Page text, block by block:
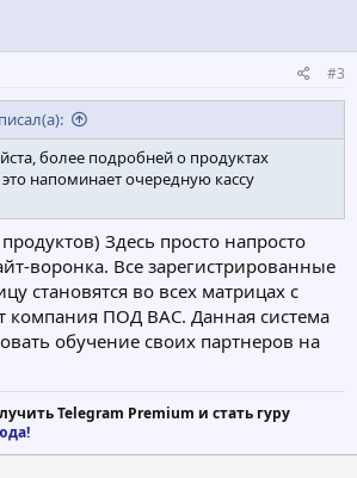
#3
более подробней о продуктах
напоминает очередную кассу
Здесь просто напросто
воронка. Все зарегистрированные
становятся во всех матрицах с
компания ПОД ВАС. Данная система
обучение своих партнеров на
Telegram Premium и стать гуру